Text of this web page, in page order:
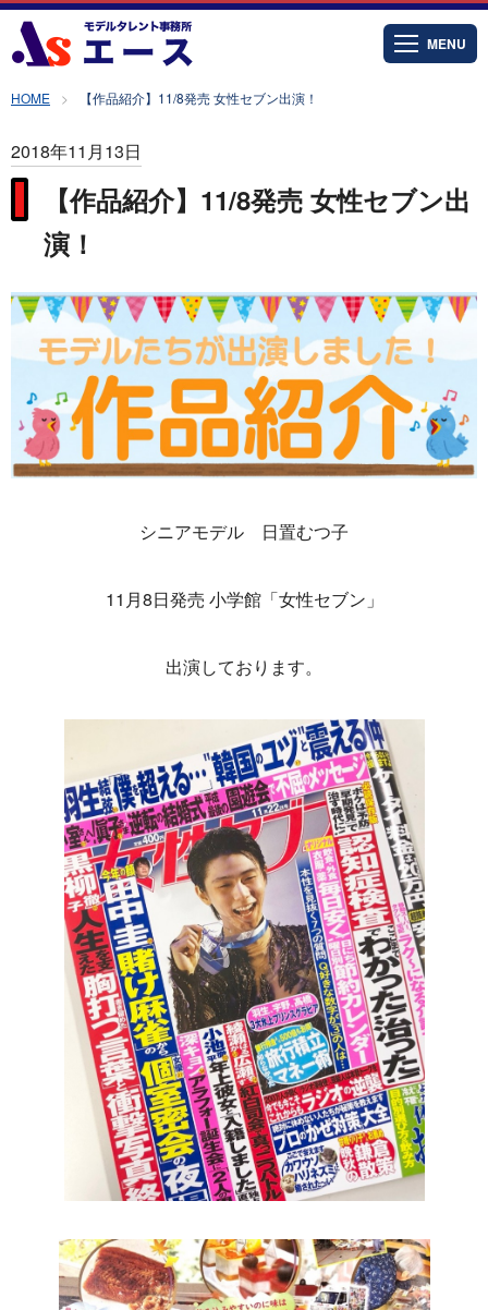
MENU
HOME 【作品紹介】11/8発売 女性セブン出演！
2018年11月13日
【作品紹介】11/8発売 女性セブン出
演！
シニアモデル 日置むつ子
11月8日発売 小学館「女性セブン」
出演しております。